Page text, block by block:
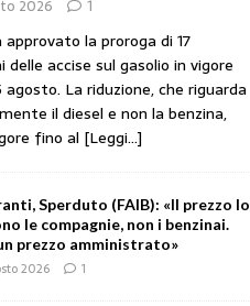
2026 1
approvato la proroga di 17
delle accise sul gasolio in vigore
La riduzione, che riguarda
il diesel e non la benzina,
fino al [Leggi...]
Sperduto (FAIB): «Il prezzo lo
le compagnie, non i benzinai.
prezzo amministrato»
2026 1